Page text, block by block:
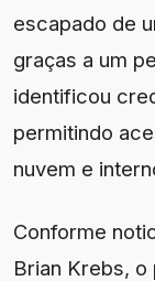
escapado de
graças a um
identificou
permitindo
nuvem e
Conforme
Brian Krebs, o